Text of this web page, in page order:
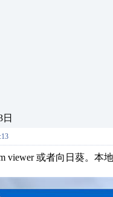
viewer 或者向日葵。